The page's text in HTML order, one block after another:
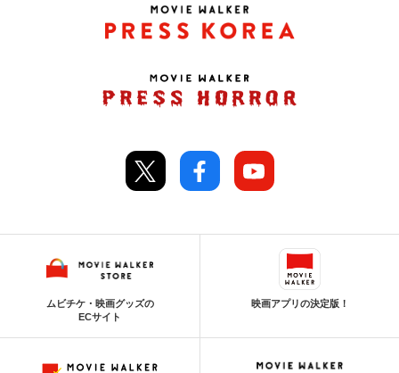
ムビチケ・映画グッズの
ECサイト
映画アプリの決定版！